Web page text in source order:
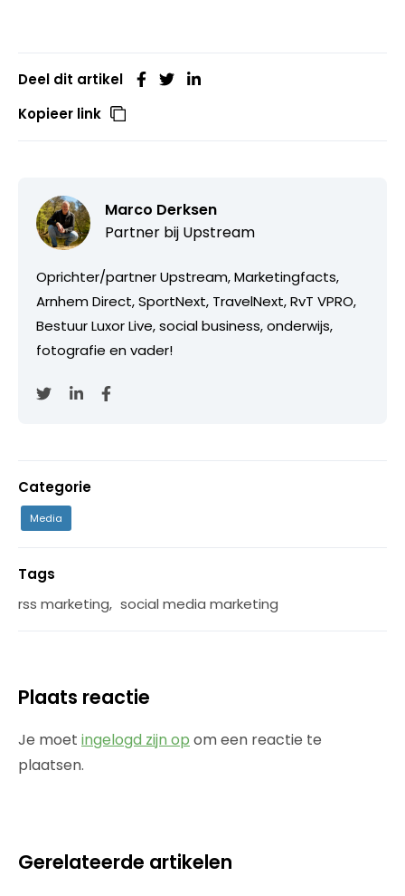
Deel dit artikel
Kopieer link
Marco Derksen
Partner bij Upstream
Oprichter/partner Upstream, Marketingfacts,
Arnhem Direct, SportNext, TravelNext, RvT VPRO,
Bestuur Luxor Live, social business, onderwijs,
fotografie en vader!
Categorie
Media
Tags
rss marketing, social media marketing
Plaats reactie
Je moet ingelogd zijn op om een reactie te
plaatsen.
Gerelateerde artikelen